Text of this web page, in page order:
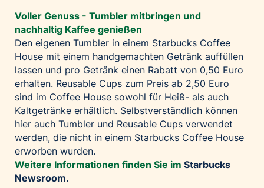
Voller Genuss - Tumbler mitbringen und
nachhaltig Kaffee genießen
Den eigenen Tumbler in einem Starbucks Coffee
House mit einem handgemachten Getränk auffüllen
lassen und pro Getränk einen Rabatt von 0,50 Euro
erhalten. Reusable Cups zum Preis ab 2,50 Euro
sind im Coffee House sowohl für Heiß- als auch
Kaltgetränke erhältlich. Selbstverständlich können
hier auch Tumbler und Reusable Cups verwendet
werden, die nicht in einem Starbucks Coffee House
erworben wurden.
Weitere Informationen finden Sie im Starbucks
Newsroom.